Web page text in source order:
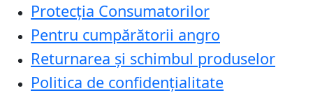
Protecţia Consumatorilor
Pentru cumpărătorii angro
Returnarea și schimbul produselor
Politica de confidențialitate